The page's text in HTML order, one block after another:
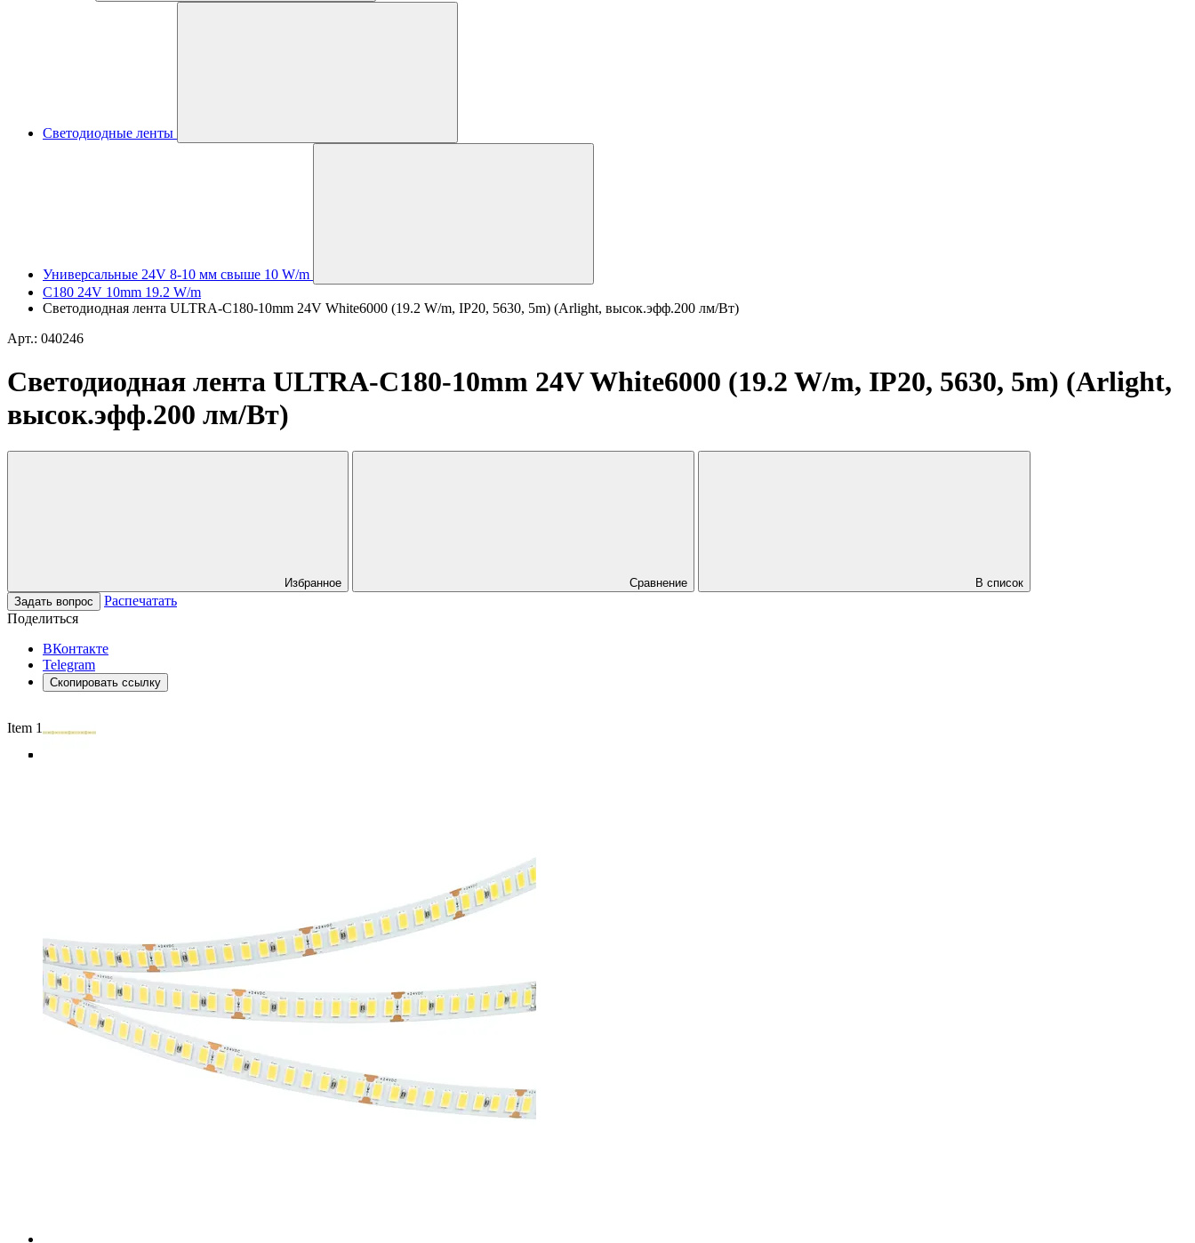
Светодиодные ленты
Универсальные 24V 8-10 мм свыше 10 W/m
C180 24V 10mm 19.2 W/m
Светодиодная лента ULTRA-C180-10mm 24V White6000 (19.2 W/m, IP20, 5630, 5m) (Arlight, высок.эфф.200 лм/Вт)
Арт.: 040246
Светодиодная лента ULTRA-C180-10mm 24V White6000 (19.2 W/m, IP20, 5630, 5m) (Arlight,
высок.эфф.200 лм/Вт)
Избранное Сравнение
В список
Задать вопрос
Распечатать
Поделиться
ВКонтакте
Telegram
Скопировать ссылку
Item 1 of 5